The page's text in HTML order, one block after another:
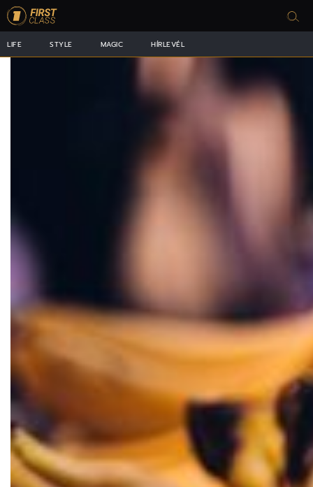
LIFE STYLE MAGIC HÍRLEVÉL